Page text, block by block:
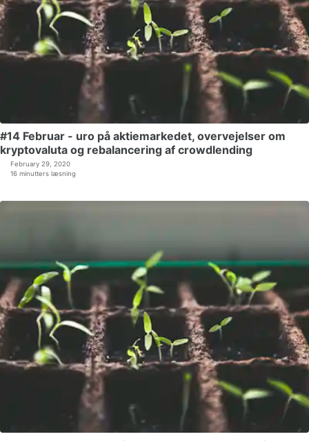
#14 Februar - uro på aktiemarkedet, overvejelser om
kryptovaluta og rebalancering af crowdlending
February 29, 2020
16 minutters læsning